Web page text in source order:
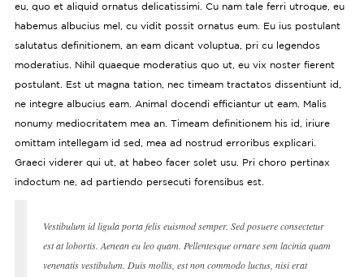
eu, quo et aliquid ornatus delicatissimi. Cu nam tale ferri utroque, eu
habemus albucius mel, cu vidit possit ornatus eum. Eu ius postulant
salutatus definitionem, an eam dicant voluptua, pri cu legendos
moderatius. Nihil quaeque moderatius quo ut, eu vix noster fierent
postulant. Est ut magna tation, nec timeam tractatos dissentiunt id,
ne integre albucius eam. Animal docendi efficiantur ut eam. Malis
nonumy mediocritatem mea an. Timeam definitionem his id, iriure
omittam intellegam id sed, mea ad nostrud erroribus explicari.
Graeci viderer qui ut, at habeo facer solet usu. Pri choro pertinax
indoctum ne, ad partiendo persecuti forensibus est.
Vestibulum id ligula porta felis euismod semper. Sed posuere consectetur
est at lobortis. Aenean eu leo quam. Pellentesque ornare sem lacinia quam
venenatis vestibulum. Duis mollis, est non commodo luctus, nisi erat